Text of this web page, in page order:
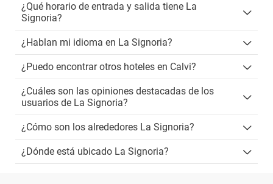
¿Qué horario de entrada y salida tiene La
Signoria?
¿Hablan mi idioma en La Signoria?
¿Puedo encontrar otros hoteles en Calvi?
¿Cuáles son las opiniones destacadas de los
usuarios de La Signoria?
¿Cómo son los alrededores La Signoria?
¿Dónde está ubicado La Signoria?